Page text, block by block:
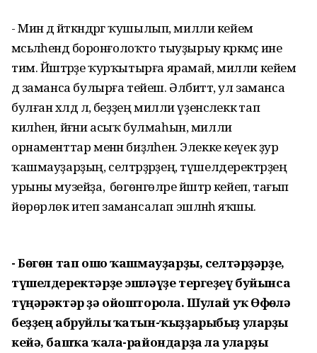
- Мин дә әйткәндәргә ҡушылып, милли кейем
мәсьәләһендә боронғолоҡто тыуҙырыу кәрәкмәҫ ине
тим. Йәштәрҙе ҡурҡытырға ярамай, милли кейем
дә заманса булырға тейеш. Әлбиттә, ул заманса
булған хәлдә лә, беҙҙең милли үҙенсәлеккә тап
килһен, йәғни асыҡ булмаһын, милли
орнаменттар менән биҙәлһен. Элекке кеүек ҙур
ҡашмауҙарҙың, селтәрҙәрҙең, түшелдеректәрҙең
урыны музейҙа, ә бөгөнгөләре йәштәр кейеп, тағып
йөрөрлөк итеп замансалап эшләнһә яҡшы.
- Бөгөн тап ошо ҡашмауҙарҙы, селтәрҙәрҙе,
түшелдеректәрҙе эшләүҙе тергеҙеү буйынса
түңәрәктәр ҙә ойошторола. Шулай уҡ Өфөлә
беҙҙең абруйлы ҡатын-ҡыҙҙарыбыҙ уларҙы
кейә, башҡа ҡала-райондарҙа ла уларҙы